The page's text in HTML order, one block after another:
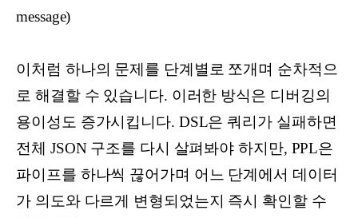
message)
이처럼 하나의 문제를 단계별로 쪼개며 순차적으
로 해결할 수 있습니다. 이러한 방식은 디버깅의
용이성도 증가시킵니다. DSL은 쿼리가 실패하면
전체 JSON 구조를 다시 살펴봐야 하지만, PPL은
파이프를 하나씩 끊어가며 어느 단계에서 데이터
가 의도와 다르게 변형되었는지 즉시 확인할 수